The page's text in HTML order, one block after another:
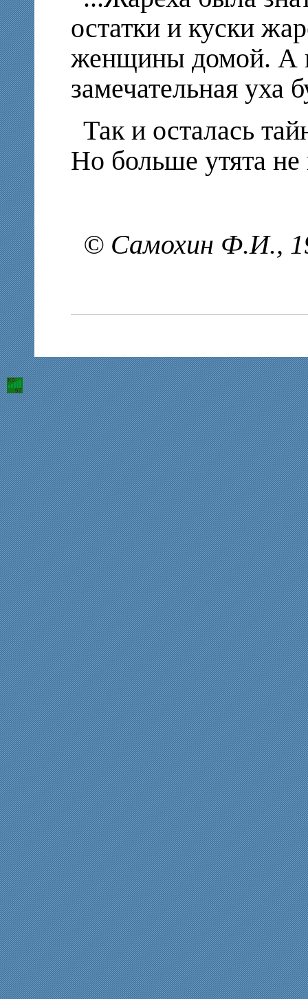
остатки и куски
женщины домой. А
замечательная уха
Так и осталась
Но больше утята не
© Самохин Ф.И.,